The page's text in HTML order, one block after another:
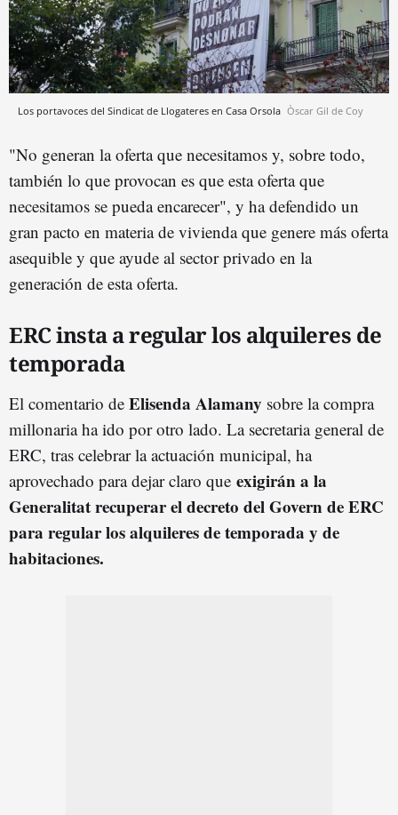
Los portavoces del Sindicat de Llogateres en Casa Orsola Òscar Gil de Coy
"No generan la oferta que necesitamos y, sobre todo,
también lo que provocan es que esta oferta que
necesitamos se pueda encarecer", y ha defendido un
gran pacto en materia de vivienda que genere más oferta
asequible y que ayude al sector privado en la
generación de esta oferta.
ERC insta a regular los alquileres de
temporada
El comentario de Elisenda Alamany sobre la compra
millonaria ha ido por otro lado. La secretaria general de
ERC, tras celebrar la actuación municipal, ha
aprovechado para dejar claro que exigirán a la
Generalitat recuperar el decreto del Govern de ERC
para regular los alquileres de temporada y de
habitaciones.